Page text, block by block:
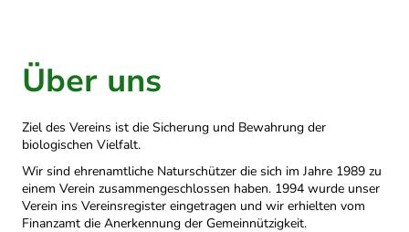
Über uns
Ziel des Vereins ist die Sicherung und Bewahrung der
biologischen Vielfalt.
Wir sind ehrenamtliche Naturschützer die sich im Jahre 1989 zu
einem Verein zusammengeschlossen haben. 1994 wurde unser
Verein ins Vereinsregister eingetragen und wir erhielten vom
Finanzamt die Anerkennung der Gemeinnützigkeit.